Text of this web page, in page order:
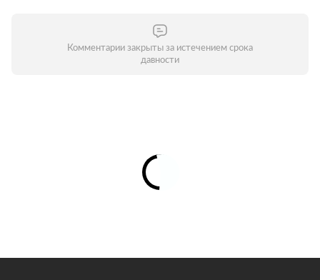
Комментарии закрыты за истечением срока
давности